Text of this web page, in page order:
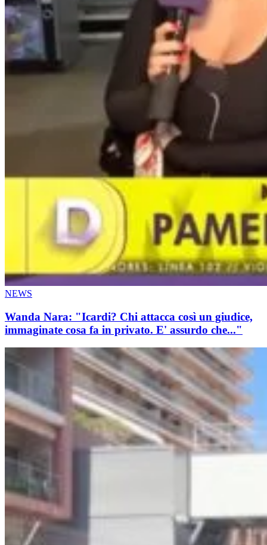
NEWS
Wanda Nara: "Icardi? Chi attacca così un giudice,
immaginate cosa fa in privato. E' assurdo che..."